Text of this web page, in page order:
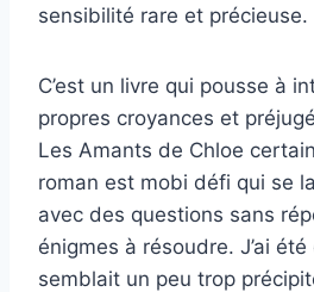
sensibilité rare et précieuse.
C’est un livre qui pousse à
propres croyances et
Les Amants de Chloe
roman est mobi défi qui se
avec des questions sans
énigmes à résoudre. J’ai
semblait un peu trop